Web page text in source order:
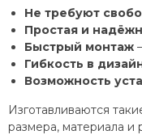
Не требуют
Простая и
Быстрый монтаж
Гибкость в
Возможность
Изготавливаются
размера, материала